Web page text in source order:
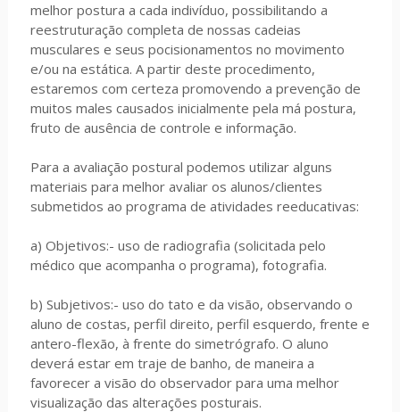
melhor postura a cada indivíduo, possibilitando a
reestruturação completa de nossas cadeias
musculares e seus pocisionamentos no movimento
e/ou na estática. A partir deste procedimento,
estaremos com certeza promovendo a prevenção de
muitos males causados inicialmente pela má postura,
fruto de ausência de controle e informação.
Para a avaliação postural podemos utilizar alguns
materiais para melhor avaliar os alunos/clientes
submetidos ao programa de atividades reeducativas:
a) Objetivos:- uso de radiografia (solicitada pelo
médico que acompanha o programa), fotografia.
b) Subjetivos:- uso do tato e da visão, observando o
aluno de costas, perfil direito, perfil esquerdo, frente e
antero-flexão, à frente do simetrógrafo. O aluno
deverá estar em traje de banho, de maneira a
favorecer a visão do observador para uma melhor
visualização das alterações posturais.